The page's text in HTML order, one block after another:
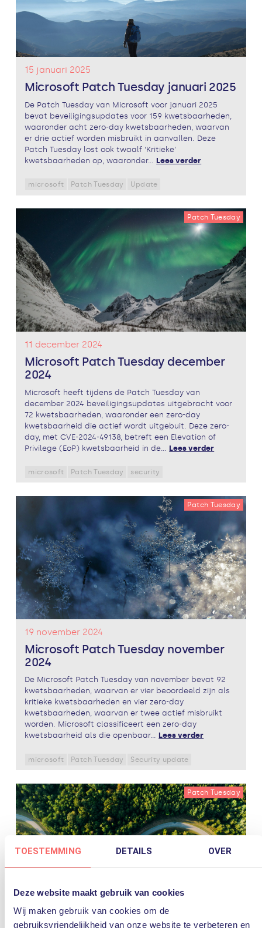
TOESTEMMING DETAILS OVER
Deze website maakt gebruik van cookies
Wij maken gebruik van cookies om de
gebruiksvriendelijkheid van onze website te verbeteren en
15 januari 2025
Microsoft Patch Tuesday januari 2025
De Patch Tuesday van Microsoft voor januari 2025
bevat beveiligingsupdates voor 159 kwetsbaarheden,
waaronder acht zero-day kwetsbaarheden, waarvan
er drie actief worden misbruikt in aanvallen. Deze
Patch Tuesday lost ook twaalf ‘Kritieke’
kwetsbaarheden op, waaronder... Lees verder
microsoft Patch Tuesday Update
Patch Tuesday
11 december 2024
Microsoft Patch Tuesday december
2024
Microsoft heeft tijdens de Patch Tuesday van
december 2024 beveiligingsupdates uitgebracht voor
72 kwetsbaarheden, waaronder een zero-day
kwetsbaarheid die actief wordt uitgebuit. Deze zero-
day, met CVE-2024-49138, betreft een Elevation of
Privilege (EoP) kwetsbaarheid in de... Lees verder
microsoft Patch Tuesday security
Patch Tuesday
19 november 2024
Microsoft Patch Tuesday november
2024
De Microsoft Patch Tuesday van november bevat 92
kwetsbaarheden, waarvan er vier beoordeeld zijn als
kritieke kwetsbaarheden en vier zero-day
kwetsbaarheden, waarvan er twee actief misbruikt
worden. Microsoft classificeert een zero-day
kwetsbaarheid als die openbaar... Lees verder
microsoft Patch Tuesday Security update
Patch Tuesday
10 oktober 2024